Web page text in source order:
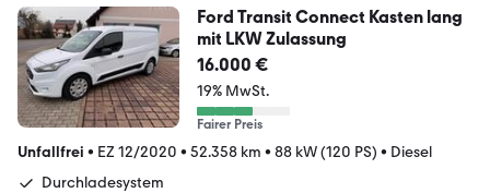
Ford Transit Connect Kasten lang
mit LKW Zulassung
16.000 €
19% MwSt.
Fairer Preis
Unfallfrei • EZ 12/2020 • 52.358 km • 88 kW (120 PS) • Diesel
Durchladesystem